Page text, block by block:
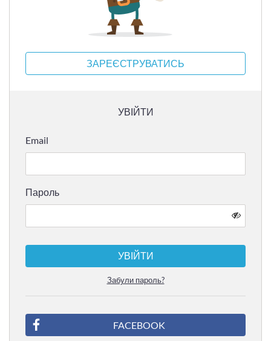
ЗАРЕЄСТРУВАТИСЬ
УВІЙТИ
Email
Пароль
УВІЙТИ
Забули пароль?
FACEBOOK